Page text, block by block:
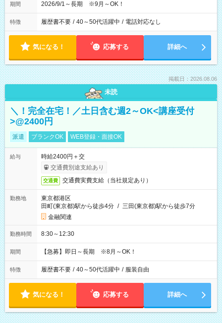
期間 2026/9/1～長期 ※9月～OK！
特徴 履歴書不要 / 40～50代活躍中 / 電話対応なし
気になる！ 応募する 詳細へ
掲載日：2026.08.06
未読
＼！完全在宅！／土日含む週2～OK<講座受付
>@2400円
派遣 ブランクOK WEB登録・面接OK
給与
時給2400円＋交
交通費別途支給あり
交通費 交通費実費支給（当社規定あり）
勤務地
東京都港区
田町(東京都)駅から徒歩4分 / 三田(東京都)駅から徒歩7分
金融関連
勤務時間 8:30～12:30
期間 【急募】即日～長期 ※8月～OK！
特徴 履歴書不要 / 40～50代活躍中 / 服装自由
気になる！ 応募する 詳細へ